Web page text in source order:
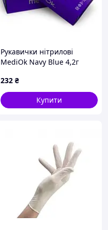
Рукавички нітрилові
MediOk Navy Blue 4,2г
232 ₴
Купити